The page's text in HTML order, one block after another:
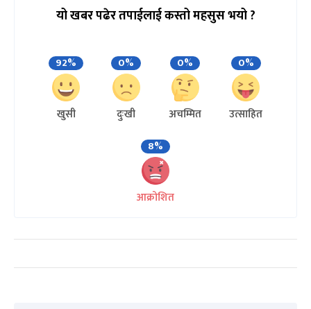
यो खबर पढेर तपाईलाई कस्तो महसुस भयो ?
92%
खुसी
0%
दुःखी
0%
अचम्मित
0%
उत्साहित
8%
आक्रोशित